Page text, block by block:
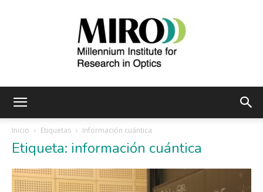
Inicio Etiquetas Información cuántica
Etiqueta: información cuántica